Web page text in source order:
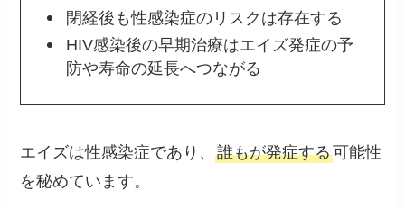
閉経後も性感染症のリスクは存在する
HIV感染後の早期治療はエイズ発症の予
防や寿命の延長へつながる
エイズは性感染症であり、誰もが発症する可能性
を秘めています。